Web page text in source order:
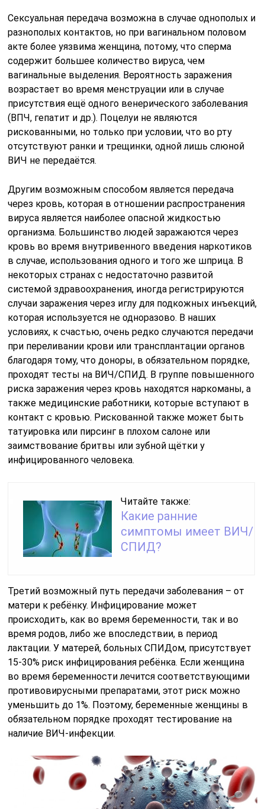
Сексуальная передача возможна в случае однополых и
разнополых контактов, но при вагинальном половом
акте более уязвима женщина, потому, что сперма
содержит большее количество вируса, чем
вагинальные выделения. Вероятность заражения
возрастает во время менструации или в случае
присутствия ещё одного венерического заболевания
(ВПЧ, гепатит и др.). Поцелуи не являются
рискованными, но только при условии, что во рту
отсутствуют ранки и трещинки, одной лишь слюной
ВИЧ не передаётся.
Другим возможным способом является передача
через кровь, которая в отношении распространения
вируса является наиболее опасной жидкостью
организма. Большинство людей заражаются через
кровь во время внутривенного введения наркотиков
в случае, использования одного и того же шприца. В
некоторых странах с недостаточно развитой
системой здравоохранения, иногда регистрируются
случаи заражения через иглу для подкожных инъекций,
которая используется не одноразово. В наших
условиях, к счастью, очень редко случаются передачи
при переливании крови или трансплантации органов
благодаря тому, что доноры, в обязательном порядке,
проходят тесты на ВИЧ/СПИД. В группе повышенного
риска заражения через кровь находятся наркоманы, а
также медицинские работники, которые вступают в
контакт с кровью. Рискованной также может быть
татуировка или пирсинг в плохом салоне или
заимствование бритвы или зубной щётки у
инфицированного человека.
Читайте также:
Какие ранние
симптомы имеет ВИЧ/
СПИД?
Третий возможный путь передачи заболевания – от
матери к ребёнку. Инфицирование может
происходить, как во время беременности, так и во
время родов, либо же впоследствии, в период
лактации. У матерей, больных СПИДом, присутствует
15-30% риск инфицирования ребёнка. Если женщина
во время беременности лечится соответствующими
противовирусными препаратами, этот риск можно
уменьшить до 1%. Поэтому, беременные женщины в
обязательном порядке проходят тестирование на
наличие ВИЧ-инфекции.